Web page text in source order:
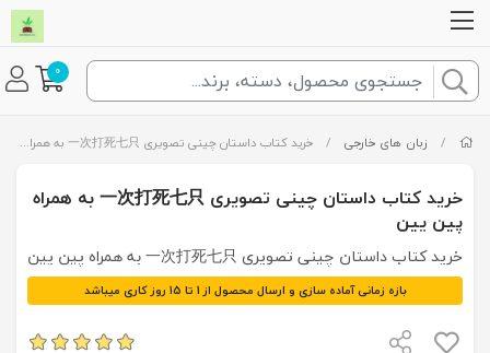
0
/ زبان های خارجی / خرید کتاب داستان چینی تصویری 一次打死七只 به همراه پین یین
خرید کتاب داستان چینی تصویری 一次打死七只 به همراه
پین یین
خرید کتاب داستان چینی تصویری 一次打死七只 به همراه پین یین
بازه زمانی آماده سازی و ارسال محصول از 1 تا 15 روز کاری میباشد